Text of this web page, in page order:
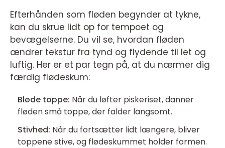
Efterhånden som fløden begynder at tykne,
kan du skrue lidt op for tempoet og
bevægelserne. Du vil se, hvordan fløden
ændrer tekstur fra tynd og flydende til let og
luftig. Her er et par tegn på, at du nærmer dig
færdig flødeskum:
Bløde toppe: Når du løfter piskeriset, danner
fløden små toppe, der falder langsomt.
Stivhed: Når du fortsætter lidt længere, bliver
toppene stive, og flødeskummet holder formen.